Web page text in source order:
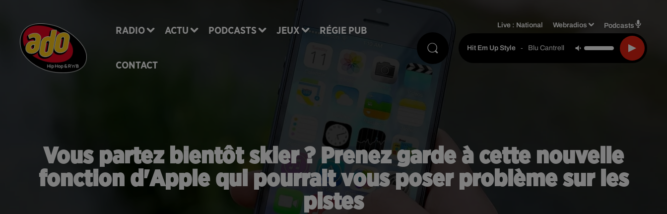
RADIO ACTU PODCASTS JEUX RÉGIE PUB
CONTACT
Live : National Webradios Podcasts
Hit Em Up Style - Blu Cantrell
Vous partez bientôt skier ? Prenez garde à cette nouvelle
fonction d'Apple qui pourrait vous poser problème sur les
pistes